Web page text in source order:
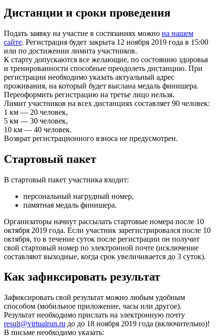
Дистанции и сроки проведения
Подать заявку на участие в состязаниях можно на нашем
сайте. Регистрация будет закрыта 12 ноября 2019 года в 15:00
или по достижении лимита участников.
К старту допускаются все желающие, по состоянию здоровья
и тренированности способные преодолеть дистанцию. При
регистрации необходимо указать актуальный адрес
проживания, на который будет выслана медаль финишера.
Переоформить регистрацию на третье лицо нельзя.
Лимит участников на всех дистанциях составляет 90 человек:
1 км — 20 человек,
5 км — 30 человек,
10 км — 40 человек.
Возврат регистрационного взноса не предусмотрен.
Стартовый пакет
В стартовый пакет участника входит:
персональный нагрудный номер,
памятная медаль финишера.
Организаторы начнут рассылать стартовые номера после 10
октября 2019 года. Если участник зарегистрировался после 10
октября, то в течение суток после регистрации он получит
свой стартовый номер по электронной почте (исключение
составляют выходные, когда срок увеличивается до 3 суток).
Как зафиксировать результат
Зафиксировать свой результат можно любым удобным
способом (мобильное приложение, часы или другое).
Результат необходимо прислать на электронную почту
result@virtualrun.ru до до 18 ноября 2019 года (включительно)!
В письме необходимо указать: